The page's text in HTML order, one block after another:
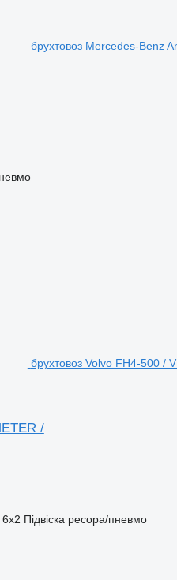
брухтовоз Mercedes-Benz
брухтовоз Volvo FH4-500 /
/
6x2 Підвіска ресора/пневмо